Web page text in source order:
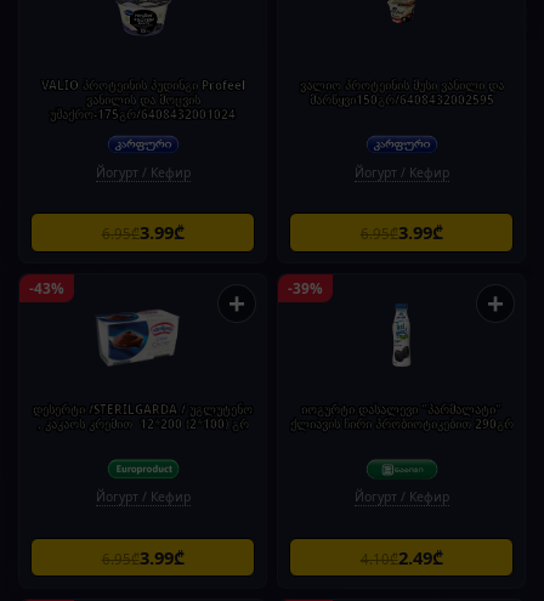
VALIO პროტეინის პუდინგი Profeel
ვანილის და მოცვის
უშაქრო-175გრ/6408432001024
Йогурт / Кефир
6.95₾3.99₾
ვალიო პროტეინის მუსი ვანილი და
მარწყვი150გრ/6408432002595
Йогурт / Кефир
6.95₾3.99₾
-43% +
დესერტი /STERILGARDA / უგლუტენო
, კაკაოს კრემით 12*200 (2*100) გრ
Йогурт / Кефир
6.95₾3.99₾
-39% +
იოგურტი დასალევი "პარმალატი"
ქლიავის ჩირი პრობიოტიკებით 290გრ
Йогурт / Кефир
4.10₾2.49₾